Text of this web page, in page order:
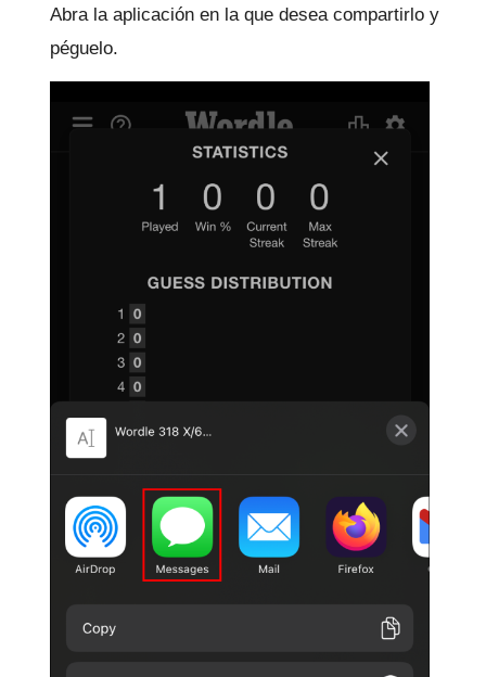
Abra la aplicación en la que desea compartirlo y
péguelo.